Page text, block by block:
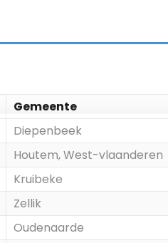
Gemeente
Diepenbeek
Houtem, West-vlaanderen
Kruibeke
Zellik
Oudenaarde